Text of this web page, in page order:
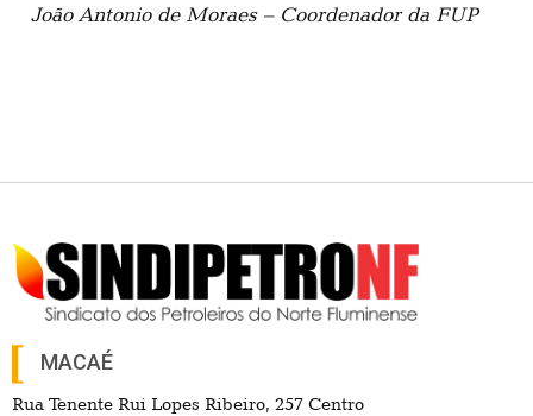
João Antonio de Moraes – Coordenador da FUP
MACAÉ
Rua Tenente Rui Lopes Ribeiro, 257 Centro